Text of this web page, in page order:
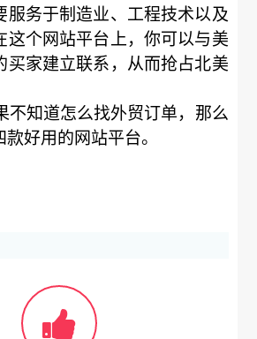
服务于制造业、工程技术以及
这个网站平台上，你可以与美
买家建立联系，从而抢占北美
不知道怎么找外贸订单，那么
好用的网站平台。